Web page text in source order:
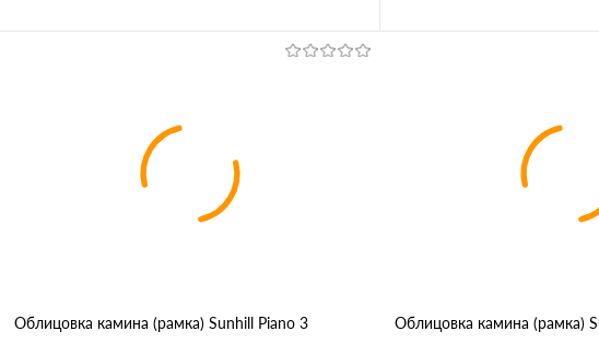
Облицовка камина (рамка) Sunhill Piano 3 Облицовка камина (рамка)